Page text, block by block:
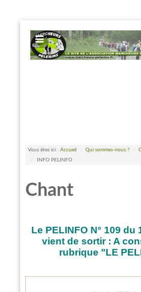
EXPOSE FRAMEWORK FOR
Vous êtes ici : Accueil / Qui sommes-nous ? /
/
INFO PELINFO
Chant
Le PELINFO N° 109 du
vient de sortir : A
rubrique "LE